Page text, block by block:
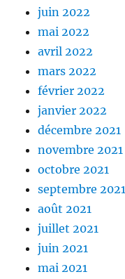
juin 2022
mai 2022
avril 2022
mars 2022
février 2022
janvier 2022
décembre 2021
novembre 2021
octobre 2021
septembre 2021
août 2021
juillet 2021
juin 2021
mai 2021